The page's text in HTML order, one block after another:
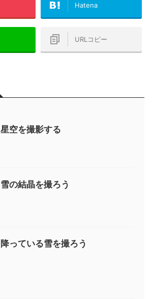
Hatena
URLコピー
星空を撮影する
雪の結晶を撮ろう
降っている雪を撮ろう